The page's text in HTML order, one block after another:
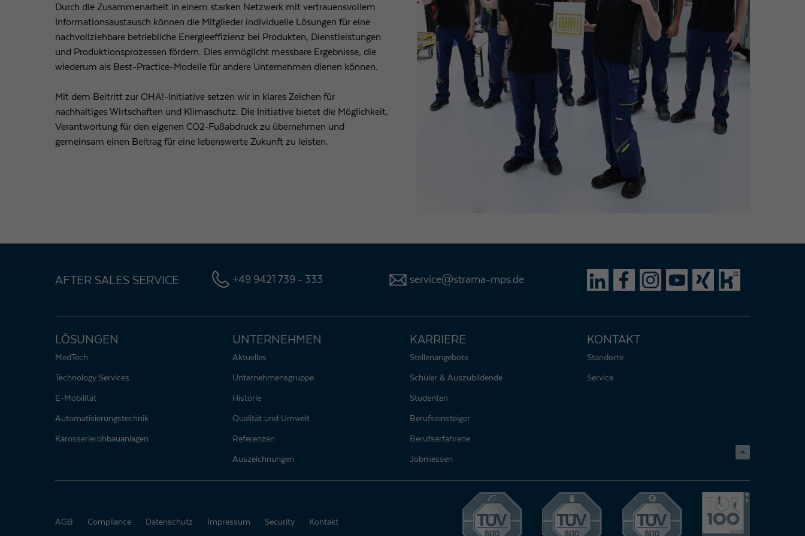
Durch die Zusammenarbeit in einem starken Netzwerk mit vertrauensvollem
Informationsaustausch können die Mitglieder individuelle Lösungen für eine
nachvollziehbare betriebliche Energieeffizienz bei Produkten, Dienstleistungen
und Produktionsprozessen fördern. Dies ermöglicht messbare Ergebnisse, die
wiederum als Best-Practice-Modelle für andere Unternehmen dienen können.
Mit dem Beitritt zur OHA!-Initiative setzen wir in klares Zeichen für
nachhaltiges Wirtschaften und Klimaschutz. Die Initiative bietet die Möglichkeit,
Verantwortung für den eigenen CO2-Fußabdruck zu übernehmen und
gemeinsam einen Beitrag für eine lebenswerte Zukunft zu leisten.
AFTER SALES SERVICE +49 9421 739 - 333 service@strama-mps.de
LÖSUNGEN
MedTech
Technology Services
E-Mobilität
Automatisierungstechnik
Karosserierohbauanlagen
UNTERNEHMEN
Aktuelles
Unternehmensgruppe
Historie
Qualität und Umwelt
Referenzen
Auszeichnungen
KARRIERE
Stellenangebote
Schüler & Auszubildende
Studenten
Berufseinsteiger
Berufserfahrene
Jobmessen
KONTAKT
Standorte
Service
AGB Compliance Datenschutz Impressum Security Kontakt
Laufzeit 1 Tag
Zweck
Wird von Google Analytics verwendet, um die
Anforderungsrate einzuschränken
Name
Anbieter